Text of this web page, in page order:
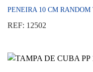
PENEIRA 10 CM
REF: 12502